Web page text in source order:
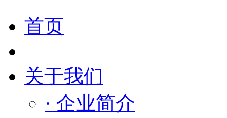
首页
关于我们
· 企业简介